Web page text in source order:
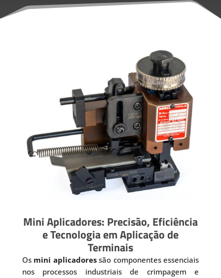
Mini Aplicadores: Precisão, Eficiência
e Tecnologia em Aplicação de
Terminais
Os mini aplicadoressão componentes essenciais
nos processos industriais de crimpagem e